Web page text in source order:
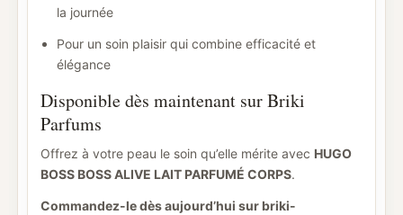
la journée
Pour un soin plaisir qui combine efficacité et
élégance
Disponible dès maintenant sur Briki
Parfums
Offrez à votre peau le soin qu’elle mérite avec HUGO
BOSS BOSS ALIVE LAIT PARFUMÉ CORPS.
Commandez-le dès aujourd’hui sur briki-